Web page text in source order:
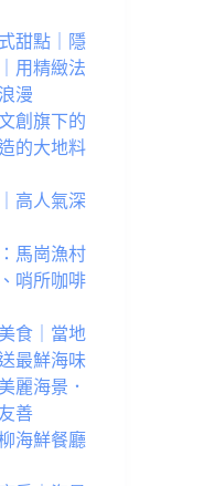
甜點｜隱
用精緻法
漫
創旗下的
的大地料
高人氣深
馬崗漁村
哨所咖啡
食｜當地
最鮮海味
麗海景．
善
海鮮餐廳